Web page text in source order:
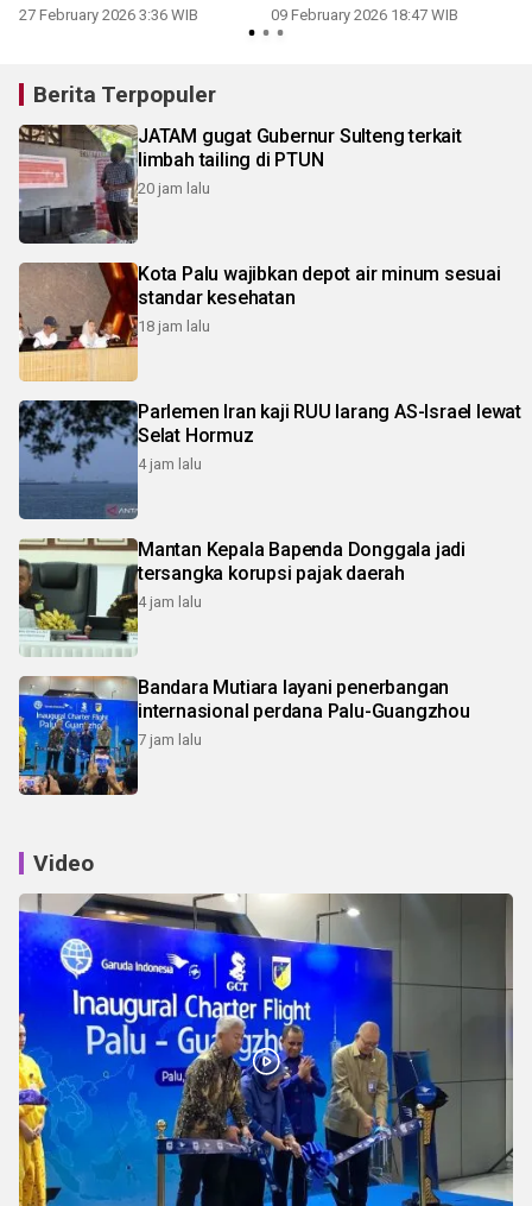
27 February 2026 3:36 WIB 09 February 2026 18:47 WIB
Berita Terpopuler
JATAM gugat Gubernur Sulteng terkait
limbah tailing di PTUN
20 jam lalu
Kota Palu wajibkan depot air minum sesuai
standar kesehatan
18 jam lalu
Parlemen Iran kaji RUU larang AS-Israel lewat
Selat Hormuz
4 jam lalu
Mantan Kepala Bapenda Donggala jadi
tersangka korupsi pajak daerah
4 jam lalu
Bandara Mutiara layani penerbangan
internasional perdana Palu-Guangzhou
7 jam lalu
Video